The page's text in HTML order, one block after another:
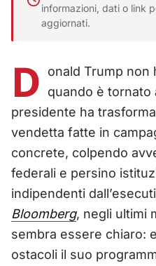
informazioni, dati o link
aggiornati.
D
onald Trump non
quando è tornato
presidente ha
vendetta fatte in
concrete, colpendo
federali e persino
indipendenti
Bloomberg, negli ultimi
sembra essere chiaro:
ostacoli il suo